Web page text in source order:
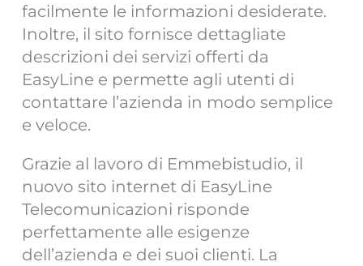
facilmente le informazioni desiderate.
Inoltre, il sito fornisce dettagliate
descrizioni dei servizi offerti da
EasyLine e permette agli utenti di
contattare l’azienda in modo semplice
e veloce.
Grazie al lavoro di Emmebistudio, il
nuovo sito internet di EasyLine
Telecomunicazioni risponde
perfettamente alle esigenze
dell’azienda e dei suoi clienti. La